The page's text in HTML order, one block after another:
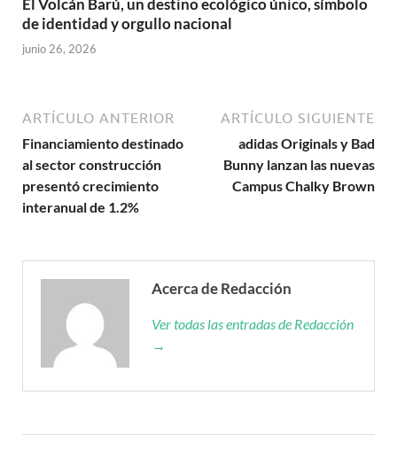
El Volcán Barú, un destino ecológico único, símbolo
de identidad y orgullo nacional
junio 26, 2026
ARTÍCULO ANTERIOR
Financiamiento destinado
al sector construcción
presentó crecimiento
interanual de 1.2%
ARTÍCULO SIGUIENTE
adidas Originals y Bad
Bunny lanzan las nuevas
Campus Chalky Brown
Acerca de Redacción
Ver todas las entradas de Redacción
→